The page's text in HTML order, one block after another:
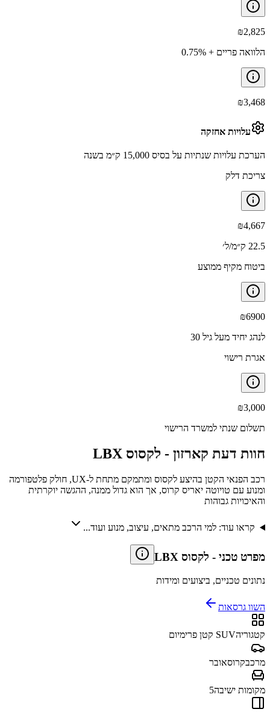
₪2,825
הלוואה פריים + 0.75%
₪3,468
עלויות אחזקה
הערכת עלויות שנתיות על בסיס 15,000 ק״מ בשנה
צריכת דלק
₪4,667
22.5 ק״מ/ל׳
ביטוח מקיף ממוצע
₪6900
לנהג יחיד מעל גיל 30
אגרת רישוי
₪3,000
תשלום שנתי למשרד הרישוי
חוות דעת קארזון - לקסוס LBX
רכב הפנאי הקטן בהיצע לקסוס ומתמקם מתחת ל-UX, חולק פלטפורמה
ומנוע עם טויוטה יאריס קרוס, אך הוא גדול ממנה, ההגשה יוקרתית
והאיכויות גבוהות
קראו עוד: למי הרכב מתאים, עיצוב, מנוע ועוד...
מפרט טכני - לקסוס LBX
נתונים טכניים, ביצועים ומידות
השוו גרסאות
קטגוריהSUV קטן פרימיום
מרכבקרוסאובר
מקומות ישיבה5